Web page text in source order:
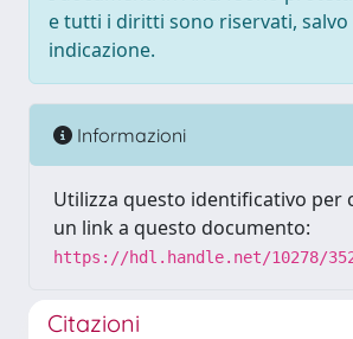
e tutti i diritti sono riservati, salvo
indicazione.
Informazioni
Utilizza questo identificativo per
un link a questo documento:
https://hdl.handle.net/10278/
Citazioni